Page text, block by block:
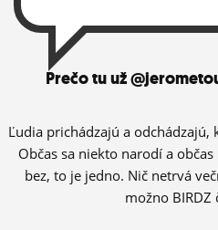
STATUSY
BLOGY
OBRÁZKY
Prečo tu už
Ľudia prichádzajú a odchádzajú,
Občas sa niekto narodí a
bez, to je jedno. Nič netrvá
možno BIRDZ